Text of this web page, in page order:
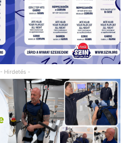
- Hirdetés -